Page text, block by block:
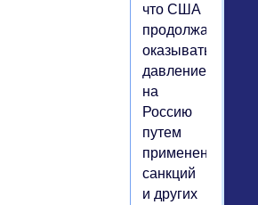
что США
продолжат
оказывать
давление
на
Россию
путем
применения
санкций
и других